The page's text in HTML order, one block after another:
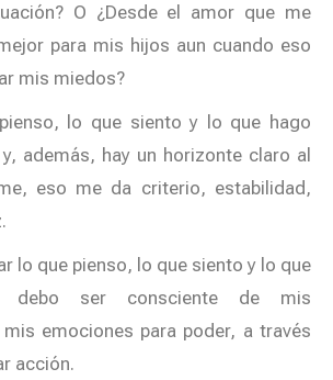
O ¿Desde el amor que me
para mis hijos aun cuando eso
mis miedos?
lo que siento y lo que hago
además, hay un horizonte claro al
eso me da criterio, estabilidad,
lo que pienso, lo que siento y lo que
debo ser consciente de mis
emociones para poder, a través
acción.